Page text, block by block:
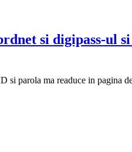
si digipass-ul
si parola ma readuce in pagina